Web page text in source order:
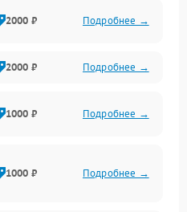
2000 ₽ Подробнее →
2000 ₽ Подробнее →
1000 ₽ Подробнее →
1000 ₽ Подробнее →